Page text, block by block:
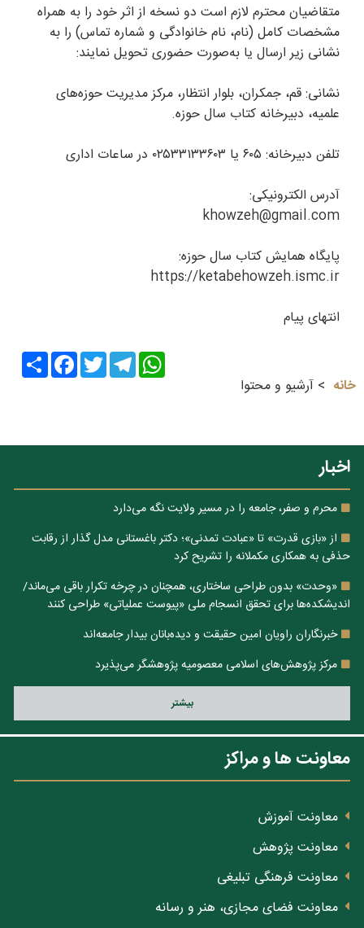
متقاضیان محترم لازم است دو نسخه از اثر خود را به همراه
مشخصات کامل (نام، نام خانوادگی و شماره تماس) را به
نشانی زیر ارسال یا به‌صورت حضوری تحویل نمایند:
نشانی: قم، جمکران، بلوار انتظار، مرکز مدیریت حوزه‌های
علمیه، دبیرخانه کتاب سال حوزه.
تلفن دبیرخانه: ۶۰۵ یا ۰۲۵۳۳۱۳۳۶۰۳ در ساعات اداری
آدرس الکترونیکی:
khowzeh@gmail.com
پایگاه همایش کتاب سال حوزه:
https://ketabehowzeh.ismc.ir
انتهای پیام
Share
FacebookTwitter
Telegram
WhatsApp
خانه
آرشیو و محتوا
اخبار
محرم و صفر، جامعه را در مسیر ولایت نگه می‌دارد
از «بازی قدرت» تا «عبادت تمدنی»؛ دکتر باغستانی مدل گذار از رقابت
حذفی به همکاری مکملانه را تشریح کرد
«وحدت» بدون طراحی ساختاری، همچنان در چرخه تکرار باقی می‌ماند/
اندیشکده‌ها برای تحقق انسجام ملی «پیوست عملیاتی» طراحی کنند
خبرنگاران راویان امین حقیقت و دیده‌بانان بیدار جامعه‌اند
مرکز پژوهش‌های اسلامی معصومیه پژوهشگر می‌پذیرد
بيشتر
معاونت ها و مراکز
معاونت آموزش
معاونت پژوهش
معاونت فرهنگی تبلیغی
معاونت فضای مجازی، هنر و رسانه